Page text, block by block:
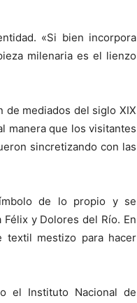
«Si bien incorpora
milenaria es el lienzo
de mediados del siglo XIX
manera que los visitantes
sincretizando con las
de lo propio y se
y Dolores del Río. En
textil mestizo para hacer
el Instituto Nacional de